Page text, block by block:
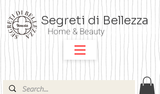
Segreti di Bellezza
Home & Beauty